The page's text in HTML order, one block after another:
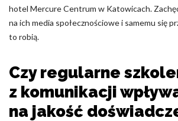
hotel Mercure Centrum w Katowicach.
na ich media społecznościowe i samemu się
to robią.
Czy regularne
z komunikacji
na jakość